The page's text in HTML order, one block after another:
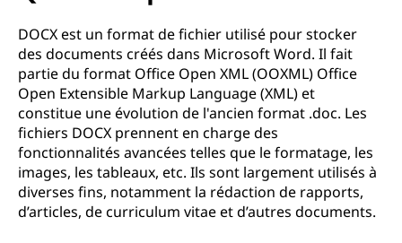
DOCX est un format de fichier utilisé pour stocker
des documents créés dans Microsoft Word. Il fait
partie du format Office Open XML (OOXML) Office
Open Extensible Markup Language (XML) et
constitue une évolution de l'ancien format .doc. Les
fichiers DOCX prennent en charge des
fonctionnalités avancées telles que le formatage, les
images, les tableaux, etc. Ils sont largement utilisés à
diverses fins, notamment la rédaction de rapports,
d’articles, de curriculum vitae et d’autres documents.